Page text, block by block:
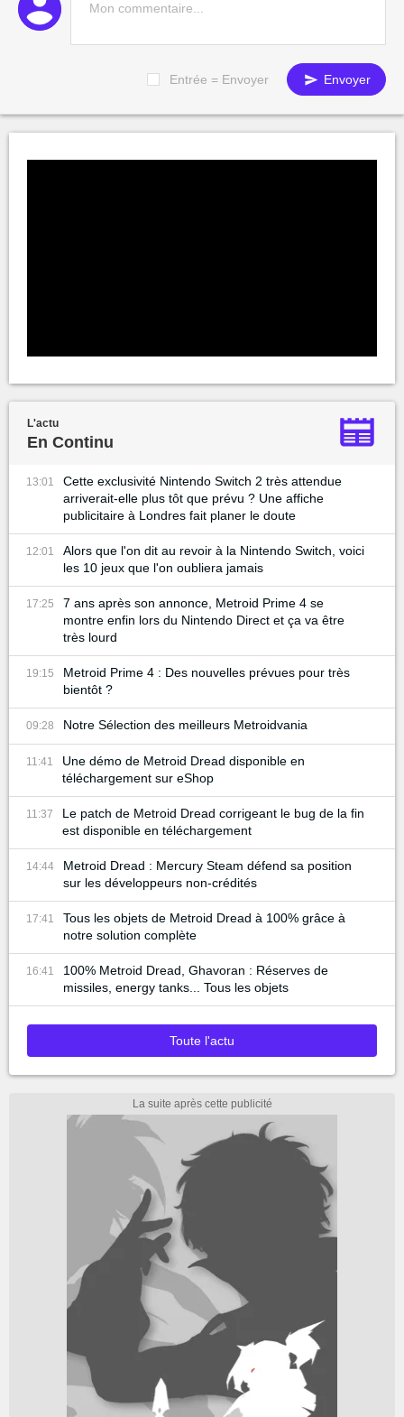
Entrée = Envoyer Envoyer
L'actu
En Continu
13:01
Cette exclusivité Nintendo Switch 2 très attendue
arriverait-elle plus tôt que prévu ? Une affiche
publicitaire à Londres fait planer le doute
12:01
Alors que l'on dit au revoir à la Nintendo Switch, voici
les 10 jeux que l'on oubliera jamais
17:25
7 ans après son annonce, Metroid Prime 4 se
montre enfin lors du Nintendo Direct et ça va être
très lourd
19:15
Metroid Prime 4 : Des nouvelles prévues pour très
bientôt ?
09:28 Notre Sélection des meilleurs Metroidvania
11:41
Une démo de Metroid Dread disponible en
téléchargement sur eShop
11:37
Le patch de Metroid Dread corrigeant le bug de la fin
est disponible en téléchargement
14:44
Metroid Dread : Mercury Steam défend sa position
sur les développeurs non-crédités
17:41
Tous les objets de Metroid Dread à 100% grâce à
notre solution complète
16:41
100% Metroid Dread, Ghavoran : Réserves de
missiles, energy tanks... Tous les objets
Toute l'actu